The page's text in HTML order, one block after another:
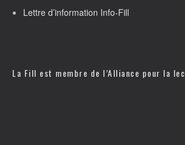
Lettre d’information Info-Fill
La Fill est membre de l’Alliance pour la